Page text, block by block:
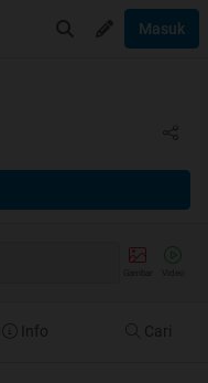
Masuk
Info Cari